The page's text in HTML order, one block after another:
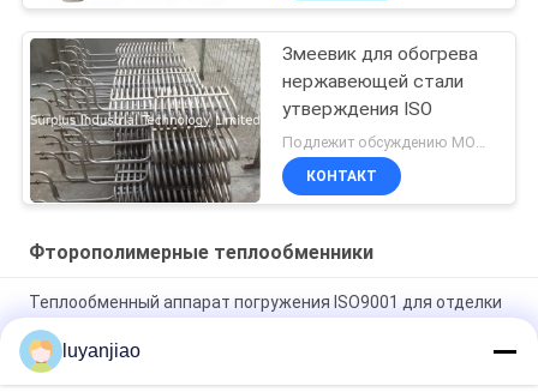
Змеевик для обогрева
нержавеющей стали
утверждения ISO
КОНТАКТ
Фторополимерные теплообменники
Теплообменный аппарат погружения ISO9001 для отделки
металла маринуя
Теплообменный аппарат гибкости PTFE утверждения CE
luyanjiao